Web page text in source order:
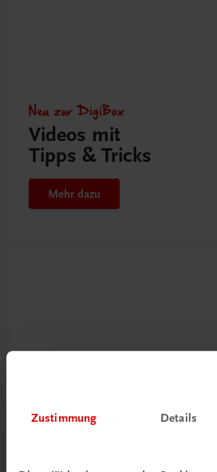
Zustimmung Details
Neu zur DigiBox
Videos mit
Tipps & Tricks
Mehr dazu